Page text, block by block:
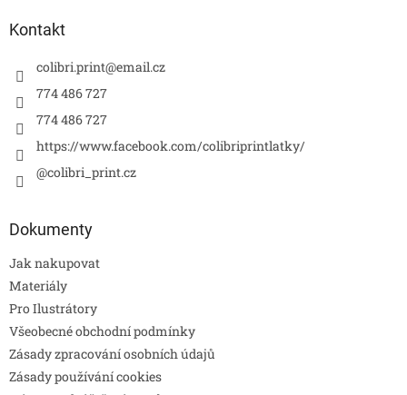
Kontakt
colibri.print@email.cz
774 486 727
774 486 727
https://www.facebook.com/colibriprintlatky/
@colibri_print.cz
Dokumenty
Jak nakupovat
Materiály
Pro Ilustrátory
Všeobecné obchodní podmínky
Zásady zpracování osobních údajů
Zásady používání cookies